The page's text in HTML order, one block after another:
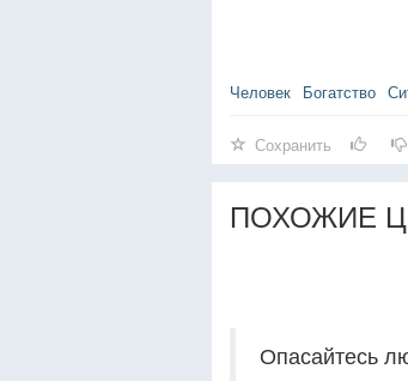
Человек Богатство
Сохранить
ПОХОЖИЕ
Опасайтесь